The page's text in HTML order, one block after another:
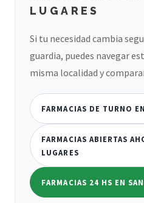
LUGARES
Si tu necesidad cambia
guardia, puedes navegar
misma localidad y
FARMACIAS DE TURNO
FARMACIAS ABIERTAS
LUGARES
FARMACIAS 24 HS EN